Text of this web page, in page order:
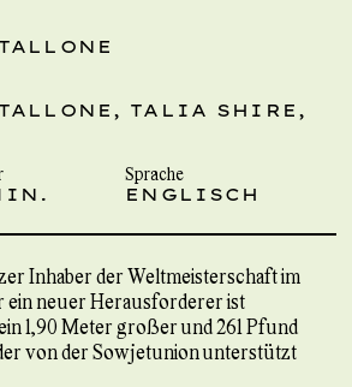
TALIA SHIRE,
Sprache
ENGLISCH
Inhaber der Weltmeisterschaft im
ein neuer Herausforderer ist
1,90 Meter großer und 261 Pfund
von der Sowjetunion unterstützt